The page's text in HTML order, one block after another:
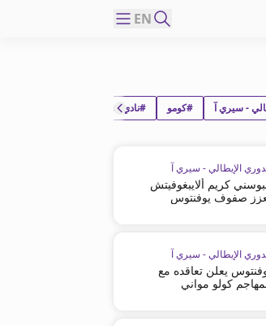
EN
- سيري آ #كومو #نادي إنترناسيونالي ميلانو لكرة
الإيطالي - سيري آ
كريم ألايبغوفيتش
صفوف يوفنتوس
الإيطالي - سيري آ
يعلن تعاقده مع
كولو مواني